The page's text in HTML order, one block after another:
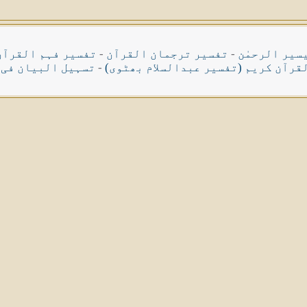
الرحمٰن - تفسیر ترجمان القرآن - تفسیر فہم
کریم (تفسیر عبدالسلام بھٹوی) - تسہیل البیان